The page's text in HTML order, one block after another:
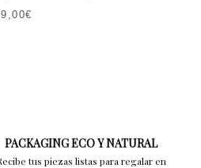
€
PACKAGING ECO Y NATURAL
tus piezas listas para regalar en